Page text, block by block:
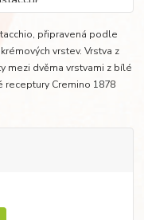
připravená podle
vrstev. Vrstva z
mezi dvěma vrstvami z bílé
receptury Cremino 1878